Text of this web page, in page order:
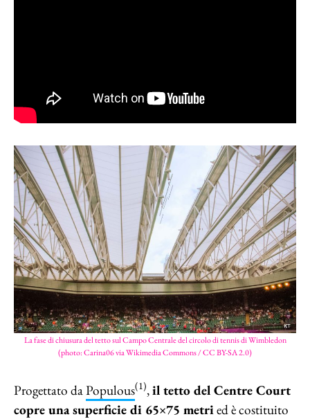
La fase di chiusura del tetto sul Campo Centrale del circolo di tennis di Wimbledon
(photo: Carina06 via Wikimedia Commons / CC BY-SA 2.0)
Progettato daPopulous(1),il tetto del Centre Court
copre una superficie di 65×75 metried è costituito